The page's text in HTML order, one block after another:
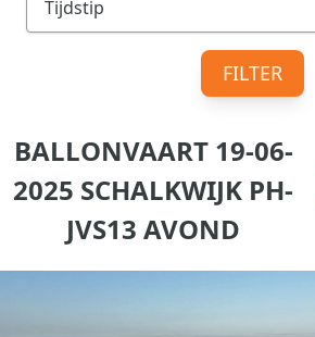
FILTER
BALLONVAART 19-06-
2025 SCHALKWIJK PH-
JVS13 AVOND